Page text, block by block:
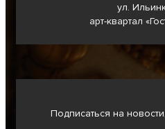
ул.
арт-квартал
Подписаться на